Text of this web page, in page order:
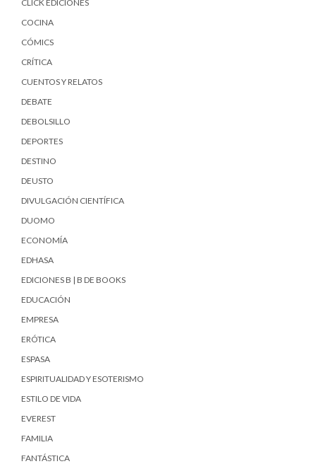
CLICK EDICIONES
COCINA
CÓMICS
CRÍTICA
CUENTOS Y RELATOS
DEBATE
DEBOLSILLO
DEPORTES
DESTINO
DEUSTO
DIVULGACIÓN CIENTÍFICA
DUOMO
ECONOMÍA
EDHASA
EDICIONES B | B DE BOOKS
EDUCACIÓN
EMPRESA
ERÓTICA
ESPASA
ESPIRITUALIDAD Y ESOTERISMO
ESTILO DE VIDA
EVEREST
FAMILIA
FANTÁSTICA